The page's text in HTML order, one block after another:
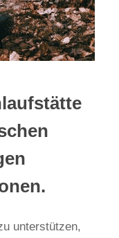
unterstützen,